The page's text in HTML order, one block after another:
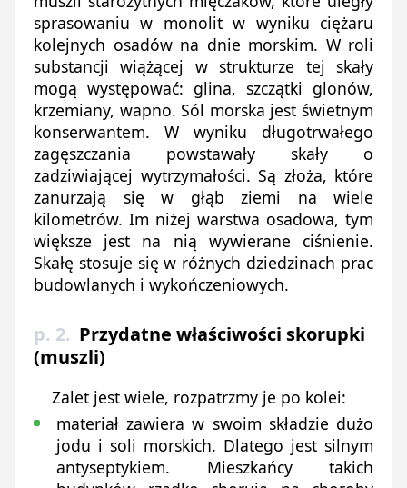
sprasowaniu w monolit w wyniku ciężaru
kolejnych osadów na dnie morskim. W roli
substancji wiążącej w strukturze tej skały
mogą występować: glina, szczątki glonów,
krzemiany, wapno. Sól morska jest świetnym
konserwantem. W wyniku długotrwałego
zagęszczania powstawały skały o
zadziwiającej wytrzymałości. Są złoża, które
zanurzają się w głąb ziemi na wiele
kilometrów. Im niżej warstwa osadowa, tym
większe jest na nią wywierane ciśnienie.
Skałę stosuje się w różnych dziedzinach prac
budowlanych i wykończeniowych.
p. 2. Przydatne właściwości skorupki
(muszli)
Zalet jest wiele, rozpatrzmy je po kolei:
materiał zawiera w swoim składzie dużo
jodu i soli morskich. Dlatego jest silnym
antyseptykiem. Mieszkańcy takich